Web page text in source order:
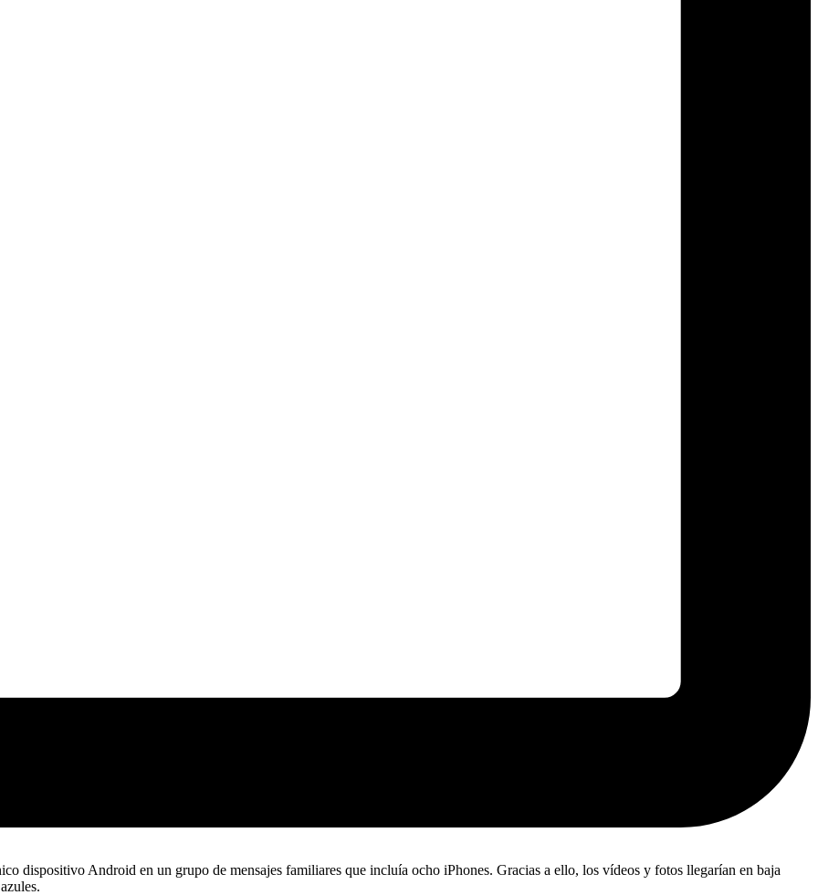
dispositivo Android en un grupo de mensajes familiares que incluía ocho iPhones. Gracias a ello, los vídeos y fotos llegarían en baja